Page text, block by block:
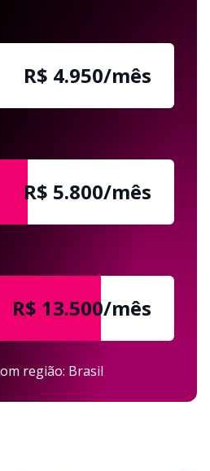
R$ 4.950/mês
R$ 5.800/mês
R$ 13.500/mês
região: Brasil